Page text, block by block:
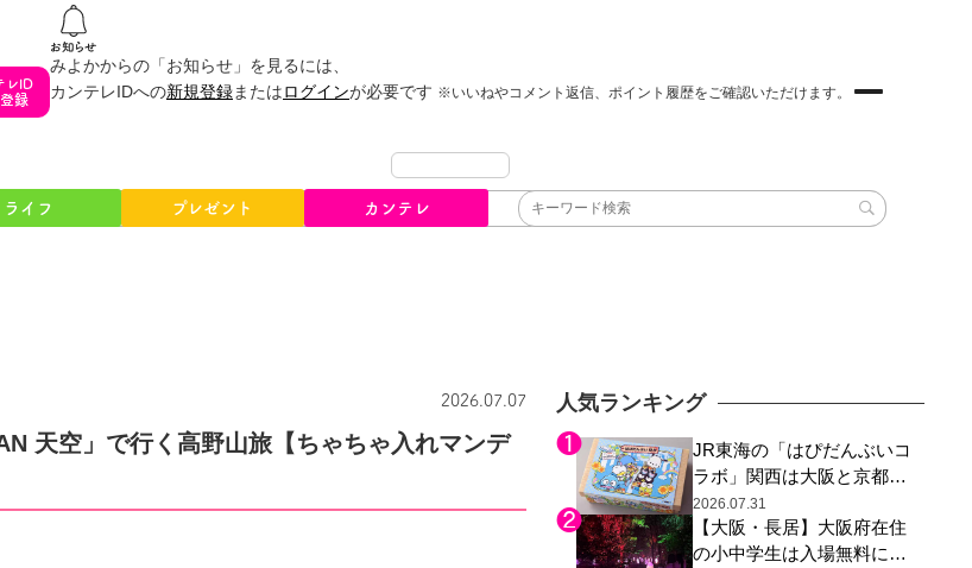
レID
録
みよかからの「お知らせ」を見るには、
カンテレIDへの新規登録またはログインが必要です ※いいねやコメント返信、ポイント履歴をご確認いただけます。
ライフ プレゼント カンテレ
2026.07.07
天空」で行く高野山旅【ちゃちゃ入れマンデ
人気ランキング
JR東海の「はぴだんぶいコ
ラボ」関西は大阪と京都の
み、日焼けしたポチャッコ
らサンリオキャラが描かれ
た駅弁やグッズが登場
2026.07.31
【大阪・長居】大阪府在住
の小中学生は入場無料に、